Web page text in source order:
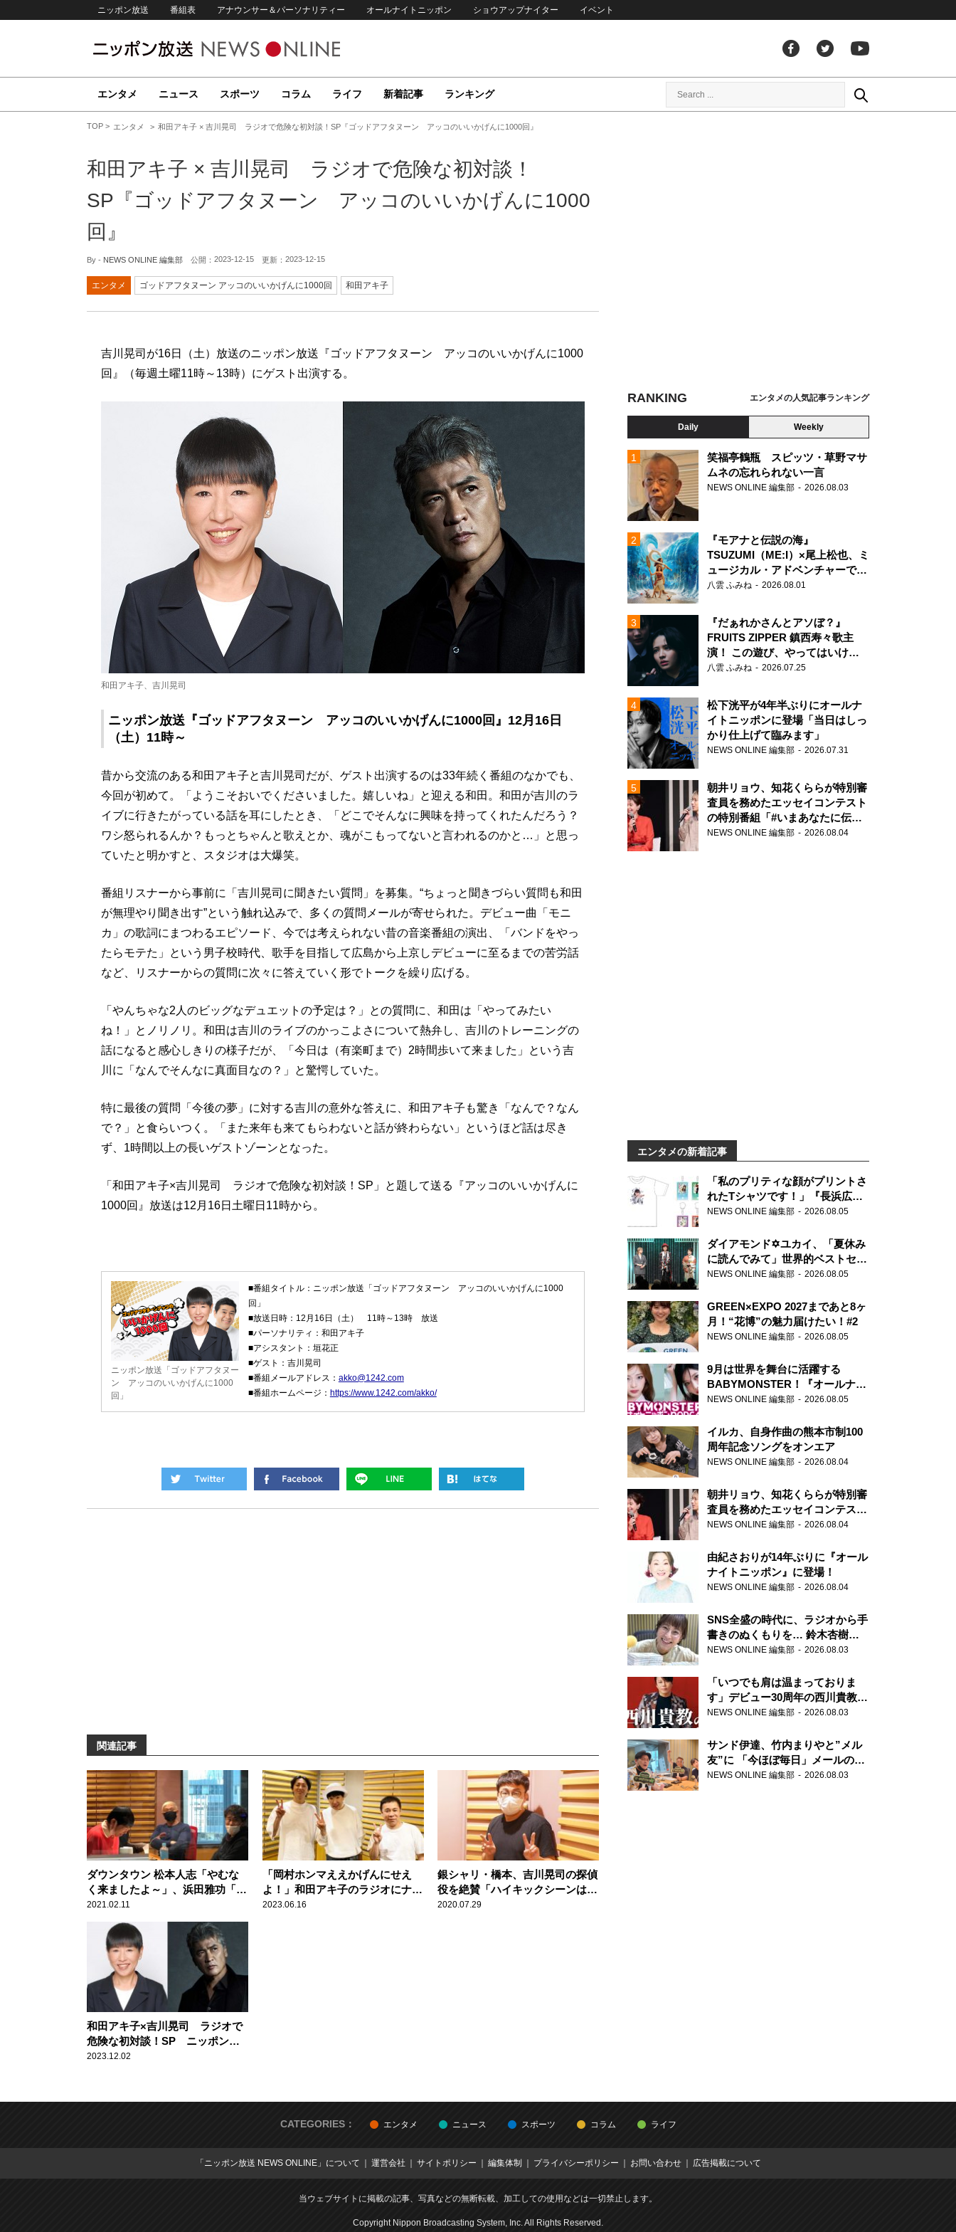
ニッポン放送 番組表 アナウンサー＆パーソナリティー オールナイトニッポン ショウアップナイター イベント
エンタメ ニュース スポーツ コラム ライフ 新着記事 ランキング
TOP エンタメ 和田アキ子 × 吉川晃司 ラジオで危険な初対談！SP『ゴッドアフタヌーン アッコのいいかげんに1000回』
和田アキ子 × 吉川晃司 ラジオで危険な初対談！
SP『ゴッドアフタヌーン アッコのいいかげんに1000
回』
By - NEWS ONLINE 編集部 公開： 2023-12-15 更新： 2023-12-15
エンタメ ゴッドアフタヌーン アッコのいいかげんに1000回 和田アキ子
吉川晃司が16日（土）放送のニッポン放送『ゴッドアフタヌーン アッコのいいかげんに1000
回』（毎週土曜11時～13時）にゲスト出演する。
和田アキ子、吉川晃司
ニッポン放送『ゴッドアフタヌーン アッコのいいかげんに1000回』12月16日
（土）11時～
昔から交流のある和田アキ子と吉川晃司だが、ゲスト出演するのは33年続く番組のなかでも、
今回が初めて。「ようこそおいでくださいました。嬉しいね」と迎える和田。和田が吉川のラ
イブに行きたがっている話を耳にしたとき、「どこでそんなに興味を持ってくれたんだろう？
ワシ怒られるんか？もっとちゃんと歌えとか、魂がこもってないと言われるのかと…」と思っ
ていたと明かすと、スタジオは大爆笑。
番組リスナーから事前に「吉川晃司に聞きたい質問」を募集。“ちょっと聞きづらい質問も和田
が無理やり聞き出す”という触れ込みで、多くの質問メールが寄せられた。デビュー曲「モニ
カ」の歌詞にまつわるエピソード、今では考えられない昔の音楽番組の演出、「バンドをやっ
たらモテた」という男子校時代、歌手を目指して広島から上京しデビューに至るまでの苦労話
など、リスナーからの質問に次々に答えていく形でトークを繰り広げる。
「やんちゃな2人のビッグなデュエットの予定は？」との質問に、和田は「やってみたい
ね！」とノリノリ。和田は吉川のライブのかっこよさについて熱弁し、吉川のトレーニングの
話になると感心しきりの様子だが、「今日は（有楽町まで）2時間歩いて来ました」という吉
川に「なんでそんなに真面目なの？」と驚愕していた。
特に最後の質問「今後の夢」に対する吉川の意外な答えに、和田アキ子も驚き「なんで？なん
で？」と食らいつく。「また来年も来てもらわないと話が終わらない」というほど話は尽き
ず、1時間以上の長いゲストゾーンとなった。
「和田アキ子×吉川晃司 ラジオで危険な初対談！SP」と題して送る『アッコのいいかげんに
1000回』放送は12月16日土曜日11時から。
ニッポン放送「ゴッドアフタヌー
ン アッコのいいかげんに1000
回」
■番組タイトル：ニッポン放送「ゴッドアフタヌーン アッコのいいかげんに1000
回」
■放送日時：12月16日（土） 11時～13時 放送
■パーソナリティ：和田アキ子
■アシスタント：垣花正
■ゲスト：吉川晃司
■番組メールアドレス： akko@1242.com
■番組ホームページ： https://www.1242.com/akko/
関連記事
ダウンタウン 松本人志「やむな
く来ましたよ～」、浜田雅功「そ
りゃ、2つ返事ですよ！」 ……和
田アキ子とノンストップ爆笑トー
2021.02.11
「岡村ホンマええかげんにせえ
よ！」和田アキ子のラジオにナイ
ンティナイン初登場で『事件』が
2023.06.16
銀シャリ・橋本、吉川晃司の探偵
役を絶賛「ハイキックシーンはほ
ぼ“モニカ”」
2020.07.29
和田アキ子×吉川晃司 ラジオで
危険な初対談！SP ニッポン放
送『ゴッドアフタヌーン アッコ
2023.12.02
RANKING エンタメの人気記事ランキング
Daily Weekly
笑福亭鶴瓶 スピッツ・草野マサ
ムネの忘れられない一言
NEWS ONLINE 編集部 2026.08.03
『モアナと伝説の海』
TSUZUMI（ME:I）×尾上松也、ミ
ュージカル・アドベンチャーで美
声を響かせる
八雲 ふみね 2026.08.01
『だぁれかさんとアソぼ？』
FRUITS ZIPPER 鎮西寿々歌主
演！ この遊び、やってはいけま
せん。
八雲 ふみね 2026.07.25
松下洸平が4年半ぶりにオールナ
イトニッポンに登場「当日はしっ
かり仕上げて臨みます」
NEWS ONLINE 編集部 2026.07.31
朝井リョウ、知花くららが特別審
査員を務めたエッセイコンテスト
の特別番組「#いまあなたに伝え
たいこと」
NEWS ONLINE 編集部 2026.08.04
エンタメの新着記事
「私のプリティな顔がプリントさ
れたTシャツです！」『長浜広奈
天下無双』初の番組グッズ発売
NEWS ONLINE 編集部 2026.08.05
ダイアモンド✡ユカイ、「夏休み
に読んでみて」世界的ベストセラ
ー『アナスタシア』を紹介
NEWS ONLINE 編集部 2026.08.05
GREEN×EXPO 2027まであと8ヶ
月！“花博”の魅力届けたい！#2
NEWS ONLINE 編集部 2026.08.05
9月は世界を舞台に活躍する
BABYMONSTER！『オールナイ
トニッポンPODCAST』月替わり
NEWS ONLINE 編集部 2026.08.05
イルカ、自身作曲の熊本市制100
周年記念ソングをオンエア
NEWS ONLINE 編集部 2026.08.04
朝井リョウ、知花くららが特別審
査員を務めたエッセイコンテスト
の特別番組「#いまあなたに伝え
NEWS ONLINE 編集部 2026.08.04
由紀さおりが14年ぶりに『オール
ナイトニッポン』に登場！
NEWS ONLINE 編集部 2026.08.04
SNS全盛の時代に、ラジオから手
書きのぬくもりを… 鈴木杏樹の
直筆はがきが届く！
郵便局
NEWS ONLINE 編集部 2026.08.03
「いつでも肩は温まっておりま
す」デビュー30周年の西川貴教が
『オールナイトニッポン』に登
NEWS ONLINE 編集部 2026.08.03
サンド伊達、竹内まりやと”メル
友”に 「今ほぼ毎日」メールのや
り取り明かす
NEWS ONLINE 編集部 2026.08.03
CATEGORIES： エンタメ ニュース スポーツ コラム ライフ
「ニッポン放送 NEWS ONLINE」について 運営会社 サイトポリシー 編集体制 プライバシーポリシー お問い合わせ 広告掲載について
当ウェブサイトに掲載の記事、写真などの無断転載、加工しての使用などは一切禁止します。
Copyright Nippon Broadcasting System, Inc. All Rights Reserved.